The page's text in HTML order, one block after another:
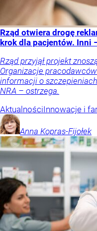
Rząd otwiera drogę
krok dla pacjentów. Inni
Rząd przyjął projekt
Organizacje
informacji o
NRA – ostrzega.
AktualnościInnowacje i
Anna Kopras-Fijołek